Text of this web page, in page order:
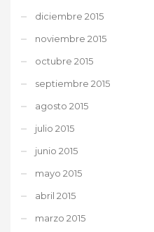
diciembre 2015
noviembre 2015
octubre 2015
septiembre 2015
agosto 2015
julio 2015
junio 2015
mayo 2015
abril 2015
marzo 2015